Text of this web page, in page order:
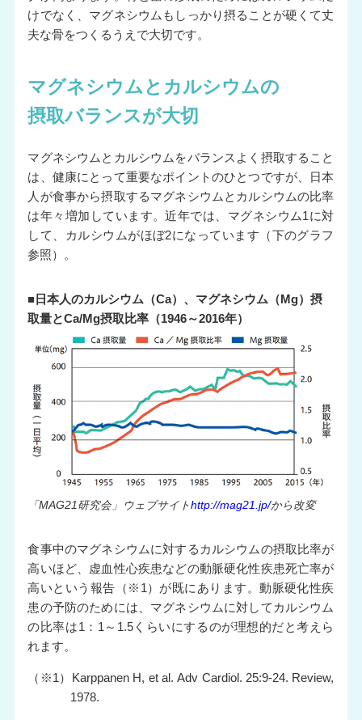
けでなく、マグネシウムもしっかり摂ることが硬くて丈
夫な骨をつくるうえで大切です。
マグネシウムとカルシウムの
摂取バランスが大切
マグネシウムとカルシウムをバランスよく摂取すること
は、健康にとって重要なポイントのひとつですが、日本
人が食事から摂取するマグネシウムとカルシウムの比率
は年々増加しています。近年では、マグネシウム1に対
して、カルシウムがほぼ2になっています（下のグラフ
参照）。
■日本人のカルシウム（Ca）、マグネシウム（Mg）摂
取量とCa/Mg摂取比率（1946～2016年）
「MAG21研究会」ウェブサイトhttp://mag21.jp/から改変
食事中のマグネシウムに対するカルシウムの摂取比率が
高いほど、虚血性心疾患などの動脈硬化性疾患死亡率が
高いという報告（※1）が既にあります。動脈硬化性疾
患の予防のためには、マグネシウムに対してカルシウム
の比率は1：1～1.5くらいにするのが理想的だと考えら
れます。
（※1）Karppanen H, et al. Adv Cardiol. 25:9-24. Review,
1978.